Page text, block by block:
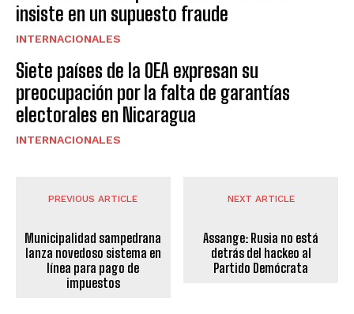
insiste en un supuesto fraude
INTERNACIONALES
Siete países de la OEA expresan su
preocupación por la falta de garantías
electorales en Nicaragua
INTERNACIONALES
PREVIOUS ARTICLE
Municipalidad sampedrana
lanza novedoso sistema en
línea para pago de
impuestos
NEXT ARTICLE
Assange: Rusia no está
detrás del hackeo al
Partido Demócrata